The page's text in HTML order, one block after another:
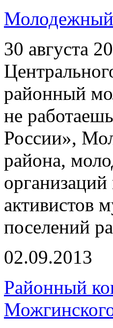
30 августа
районный
не
России»,
района,
активистов
поселений
02.09.2013
Районный